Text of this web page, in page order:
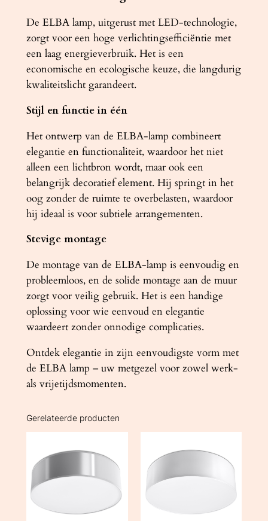
De ELBA lamp, uitgerust met LED-technologie,
zorgt voor een hoge verlichtingsefficiëntie met
een laag energieverbruik. Het is een
economische en ecologische keuze, die langdurig
kwaliteitslicht garandeert.
Stijl en functie in één
Het ontwerp van de ELBA-lamp combineert
elegantie en functionaliteit, waardoor het niet
alleen een lichtbron wordt, maar ook een
belangrijk decoratief element. Hij springt in het
oog zonder de ruimte te overbelasten, waardoor
hij ideaal is voor subtiele arrangementen.
Stevige montage
De montage van de ELBA-lamp is eenvoudig en
probleemloos, en de solide montage aan de muur
zorgt voor veilig gebruik. Het is een handige
oplossing voor wie eenvoud en elegantie
waardeert zonder onnodige complicaties.
Ontdek elegantie in zijn eenvoudigste vorm met
de ELBA lamp – uw metgezel voor zowel werk-
als vrijetijdsmomenten.
Gerelateerde producten